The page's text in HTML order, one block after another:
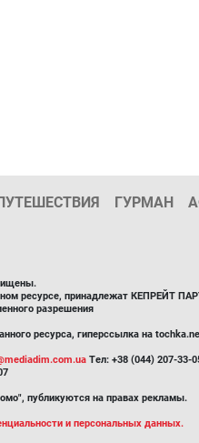
ГУРМАН
ресурсе, принадлежат КЕПРЕЙТ
разрешения
ресурса, гиперссылка на
Тел: +38 (044) 207-33-
публикуются на правах рекламы.
и персональных данных.